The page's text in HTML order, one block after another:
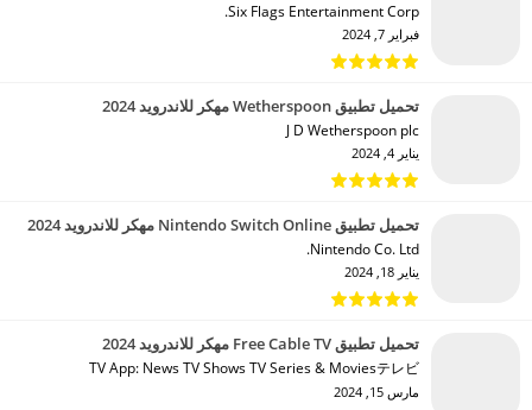
Six Flags Entertainment Corp.‏
فبراير 7, 2024
تحميل تطبيق Wetherspoon مهكر للاندرويد 2024
J D Wetherspoon plc‏
يناير 4, 2024
تحميل تطبيق Nintendo Switch Online مهكر للاندرويد 2024
Nintendo Co. Ltd.‏
يناير 18, 2024
تحميل تطبيق Free Cable TV مهكر للاندرويد 2024
TV App: News TV Shows TV Series & Moviesテレビ‏
مارس 15, 2024